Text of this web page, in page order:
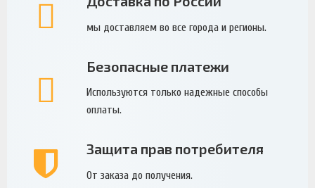
мы доставляем во все города и регионы.
Безопасные платежи
Используются только надежные способы
оплаты.
Защита прав потребителя
От заказа до получения.